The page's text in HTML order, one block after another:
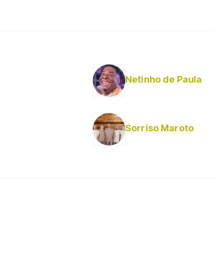
Netinho de Paula
Sorriso Maroto